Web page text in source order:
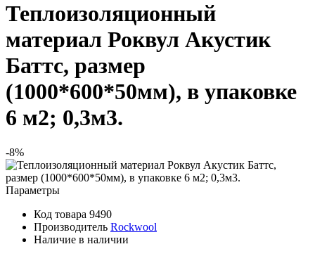
Теплоизоляционный
материал Роквул Акустик
Баттс, размер
(1000*600*50мм), в упаковке
6 м2; 0,3м3.
-8%
Параметры
Код товара 9490
Производитель Rockwool
Наличие в наличии